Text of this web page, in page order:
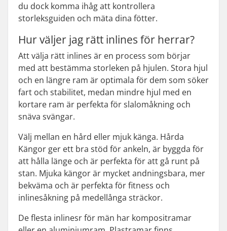
du dock komma ihåg att kontrollera
storleksguiden och mäta dina fötter.
Hur väljer jag rätt inlines för herrar?
Att välja rätt inlines är en process som börjar
med att bestämma storleken på hjulen. Stora hjul
och en längre ram är optimala för dem som söker
fart och stabilitet, medan mindre hjul med en
kortare ram är perfekta för slalomåkning och
snäva svängar.
Välj mellan en hård eller mjuk känga. Hårda
Kängor ger ett bra stöd för ankeln, är byggda för
att hålla länge och är perfekta för att gå runt på
stan. Mjuka kängor är mycket andningsbara, mer
bekväma och är perfekta för fitness och
inlinesåkning på medellånga sträckor.
De flesta inlinesr för män har kompositramar